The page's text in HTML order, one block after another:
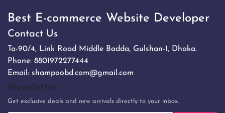
Best E-commerce Website Developer
Contact Us
Ta-90/4, Link Road Middle Badda, Gulshan-1, Dhaka.
Phone: 8801972277444
Email: shampoobd.com@gmail.com
Newsletter
Get exclusive deals and new arrivals directly to your inbox.